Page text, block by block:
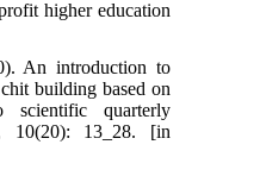
non-profit higher education
(2020). An introduction to
chit building based on
.Two scientific quarterly
10(20): 13_28. [in